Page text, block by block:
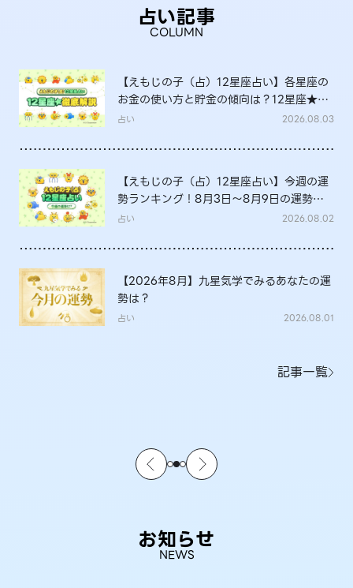
占い記事
COLUMN
【えもじの子（占）12星座占い】各星座の
お金の使い方と貯金の傾向は？12星座★徹
底解説
占い 2026.08.03
【えもじの子（占）12星座占い】今週の運
勢ランキング！8月3日～8月9日の運勢
は？
占い 2026.08.02
【2026年8月】九星気学でみるあなたの運
勢は？
占い 2026.08.01
記事一覧
お知らせ
NEWS